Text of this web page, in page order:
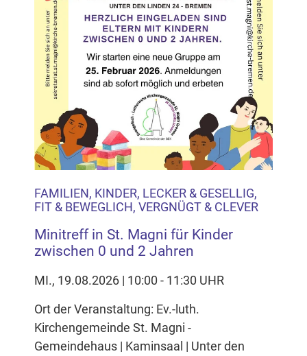
FAMILIEN, KINDER, LECKER & GESELLIG,
FIT & BEWEGLICH, VERGNÜGT & CLEVER
Minitreff in St. Magni für Kinder
zwischen 0 und 2 Jahren
MI., 19.08.2026 | 10:00 - 11:30 UHR
Ort der Veranstaltung: Ev.-luth.
Kirchengemeinde St. Magni -
Gemeindehaus | Kaminsaal | Unter den